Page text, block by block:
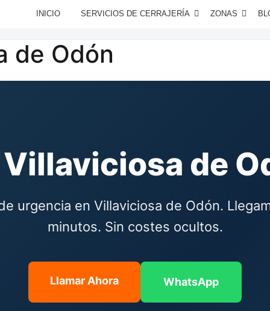
INICIO SERVICIOS DE CERRAJERÍA ZONAS
de Odón
de
urgencia en Villaviciosa de Odón.
minutos. Sin costes ocultos.
Llamar Ahora WhatsApp